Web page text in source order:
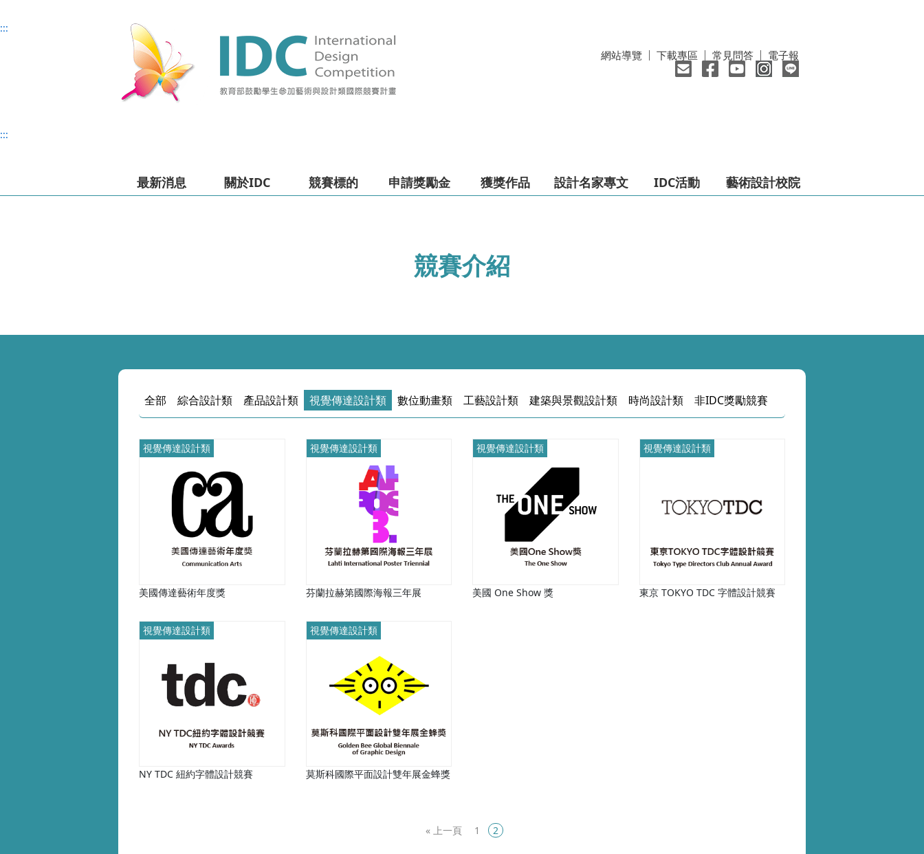
:::
網站導覽 下載專區 常見問答 電子報
:::
最新消息 關於IDC 競賽標的 申請獎勵金 獲獎作品 設計名家專文 IDC活動 藝術設計校院
競賽介紹
全部 綜合設計類 產品設計類 視覺傳達設計類 數位動畫類 工藝設計類 建築與景觀設計類 時尚設計類 非IDC獎勵競賽
視覺傳達設計類
美國傳達藝術年度獎
視覺傳達設計類
芬蘭拉赫第國際海報三年展
視覺傳達設計類
美國 One Show 獎
視覺傳達設計類
東京 TOKYO TDC 字體設計競賽
視覺傳達設計類
NY TDC 紐約字體設計競賽
視覺傳達設計類
莫斯科國際平面設計雙年展金蜂獎
« 1 2